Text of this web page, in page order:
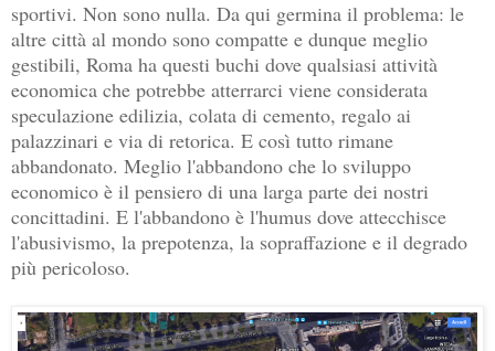
sportivi. Non sono nulla. Da qui germina il problema: le
altre città al mondo sono compatte e dunque meglio
gestibili, Roma ha questi buchi dove qualsiasi attività
economica che potrebbe atterrarci viene considerata
speculazione edilizia, colata di cemento, regalo ai
palazzinari e via di retorica. E così tutto rimane
abbandonato. Meglio l'abbandono che lo sviluppo
economico è il pensiero di una larga parte dei nostri
concittadini. E l'abbandono è l'humus dove attecchisce
l'abusivismo, la prepotenza, la sopraffazione e il degrado
più pericoloso.